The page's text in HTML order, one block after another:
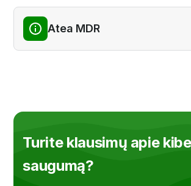
Atea MDR
Turite klausimų apie
saugumą?